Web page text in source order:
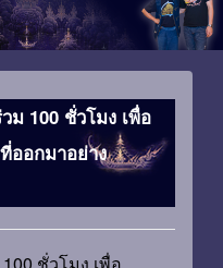
ม 100 ชั่วโมง เพื่อ
ออกมาอย่าง
ชั่วโมง เพื่อ